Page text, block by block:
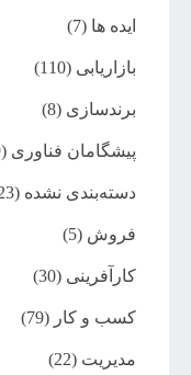
ایده ها (7)
بازاریابی (110)
برندسازی (8)
پیشگامان فناوری (29)
دسته‌بندی نشده (23)
فروش (5)
کارآفرینی (30)
کسب و کار (79)
مدیریت (22)